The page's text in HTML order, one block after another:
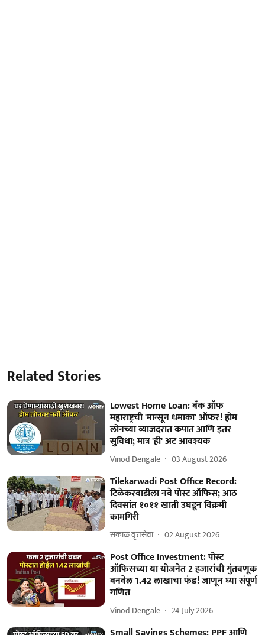
Related Stories
Lowest Home Loan: बँक ऑफ
महाराष्ट्रची 'मान्सून धमाका' ऑफर! होम
लोनच्या व्याजदरात कपात आणि इतर
सुविधा; मात्र 'ही' अट आवश्यक
Vinod Dengale 03 August 2026
Tilekarwadi Post Office Record:
टिळेकरवाडीला नवे पोस्ट ऑफिस; आठ
दिवसांत १०११ खाती उघडून विक्रमी
कामगिरी
सकाळ वृत्तसेवा 02 August 2026
Post Office Investment: पोस्ट
ऑफिसच्या या योजनेत 2 हजारांची गुंतवणूक
बनवेल 1.42 लाखाचा फंड! जाणून घ्या संपूर्ण
गणित
Vinod Dengale 24 July 2026